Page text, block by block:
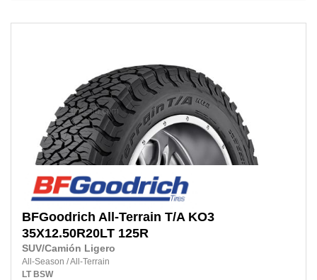
BFGoodrich All-Terrain T/A KO3
35X12.50R20LT 125R
SUV/Camión Ligero
All-Season /All-Terrain
LT BSW